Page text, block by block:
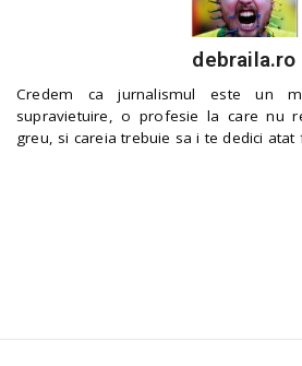
debraila.ro
Credem ca jurnalismul este un
supravietuire, o profesie la care nu
greu, si careia trebuie sa i te dedici atat